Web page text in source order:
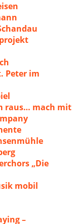
Peter im
raus… mach mit
„Die
mobil
–